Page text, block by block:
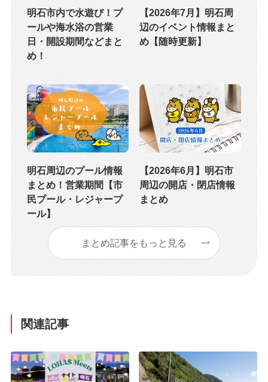
明石市内で水遊び！プ
ールや海水浴の営業
日・開設期間などまと
め！
【2026年7月】明石周
辺のイベント情報まと
め【随時更新】
明石周辺のプール情報
まとめ！営業期間【市
民プール・レジャープ
ール】
【2026年6月】明石市
周辺の開店・閉店情報
まとめ
まとめ記事をもっと見る
関連記事